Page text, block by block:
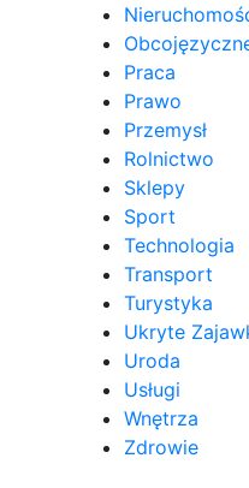
Praca
Prawo
Przemysł
Rolnictwo
Sklepy
Sport
Technologia
Transport
Turystyka
Ukryte
Uroda
Usługi
Wnętrza
Zdrowie